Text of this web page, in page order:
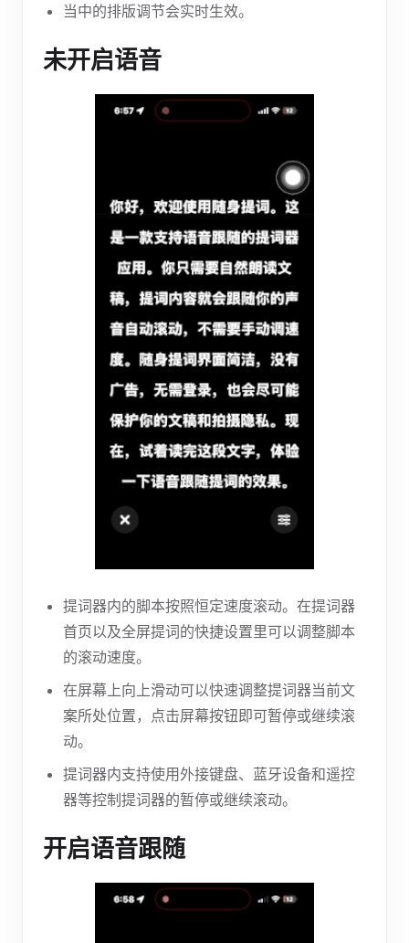
当中的排版调节会实时生效。
未开启语音
提词器内的脚本按照恒定速度滚动。在提词器
首页以及全屏提词的快捷设置里可以调整脚本
的滚动速度。
在屏幕上向上滑动可以快速调整提词器当前文
案所处位置，点击屏幕按钮即可暂停或继续滚
动。
提词器内支持使用外接键盘、蓝牙设备和遥控
器等控制提词器的暂停或继续滚动。
开启语音跟随